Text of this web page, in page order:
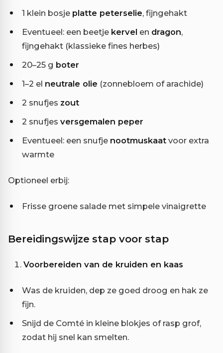
1 klein bosje platte peterselie, fijngehakt
Eventueel: een beetje kervel en dragon,
fijngehakt (klassieke fines herbes)
20–25 g boter
1–2 el neutrale olie (zonnebloem of arachide)
2 snufjes zout
2 snufjes versgemalen peper
Eventueel: een snufje nootmuskaat voor extra
warmte
Optioneel erbij:
Frisse groene salade met simpele vinaigrette
Bereidingswijze stap voor stap
Voorbereiden van de kruiden en kaas
Was de kruiden, dep ze goed droog en hak ze
fijn.
Snijd de Comté in kleine blokjes of rasp grof,
zodat hij snel kan smelten.